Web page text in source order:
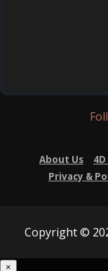
About Us
Privacy &
Copyright ©
×